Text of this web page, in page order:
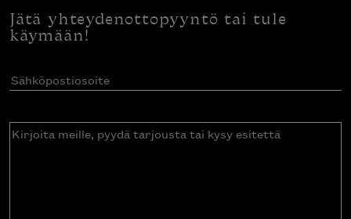
Jätä yhteydenottopyyntö tai tule
käymään!
Sähköpostiosoite(Pakollinen)
Kirjoita